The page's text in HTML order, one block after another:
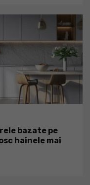
bazate pe
hainele mai